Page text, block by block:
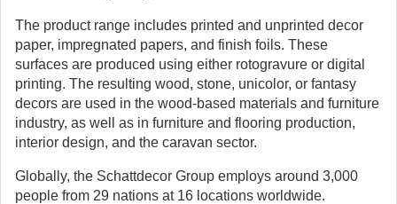
The product range includes printed and unprinted decor
paper, impregnated papers, and finish foils. These
surfaces are produced using either rotogravure or digital
printing. The resulting wood, stone, unicolor, or fantasy
decors are used in the wood-based materials and furniture
industry, as well as in furniture and flooring production,
interior design, and the caravan sector.
Globally, the Schattdecor Group employs around 3,000
people from 29 nations at 16 locations worldwide.